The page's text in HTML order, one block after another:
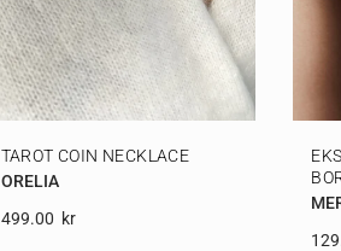
TAROT COIN NECKLACE
ORELIA
499.00 Kr